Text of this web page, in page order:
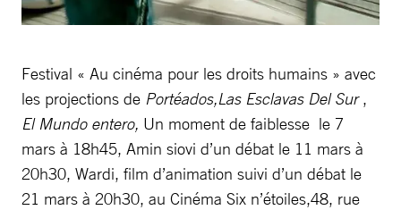
Festival « Au cinéma pour les droits humains » avec
les projections de Portéados,Las Esclavas Del Sur,
El Mundo entero, Un moment de faiblesse le 7
mars à 18h45, Amin siovi d’un débat le 11 mars à
20h30, Wardi, film d’animation suivi d’un débat le
21 mars à 20h30, au Cinéma Six n’étoiles,48, rue